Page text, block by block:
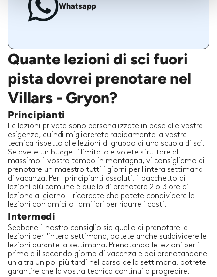
Whatsapp
Quante lezioni di sci fuori
pista dovrei prenotare nel
Villars - Gryon?
Principianti
Le lezioni private sono personalizzate in base alle vostre
esigenze, quindi migliorerete rapidamente la vostra
tecnica rispetto alle lezioni di gruppo di una scuola di sci.
Se avete un budget illimitato e volete sfruttare al
massimo il vostro tempo in montagna, vi consigliamo di
prenotare un maestro tutti i giorni per l'intera settimana
di vacanza. Per i principianti assoluti, il pacchetto di
lezioni più comune è quello di prenotare 2 o 3 ore di
lezione al giorno - ricordate che potete condividere le
lezioni con amici o familiari per ridurre i costi.
Intermedi
Sebbene il nostro consiglio sia quello di prenotare le
lezioni per l'intera settimana, potete anche suddividere le
lezioni durante la settimana. Prenotando le lezioni per il
primo e il secondo giorno di vacanza e poi prenotandone
un'altra un po' più tardi nel corso della settimana, potrete
garantire che la vostra tecnica continui a progredire.